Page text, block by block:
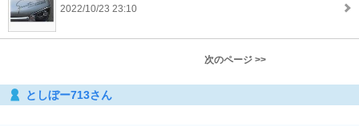
2022/10/23 23:10
次のページ >>
としぼー713さん